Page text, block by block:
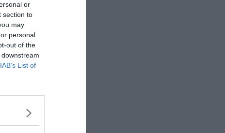
or
section to
may
personal
out of the
IAB’s List of